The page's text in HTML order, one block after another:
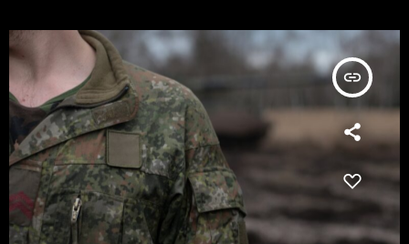
insert_link